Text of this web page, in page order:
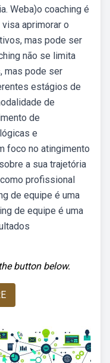
Weba)o coaching é
aprimorar o
mas pode ser
não se limita
mas pode ser
estágios de
de
de
e
foco no atingimento
a sua trajetória
profissional
de equipe é uma
de equipe é uma
button below.